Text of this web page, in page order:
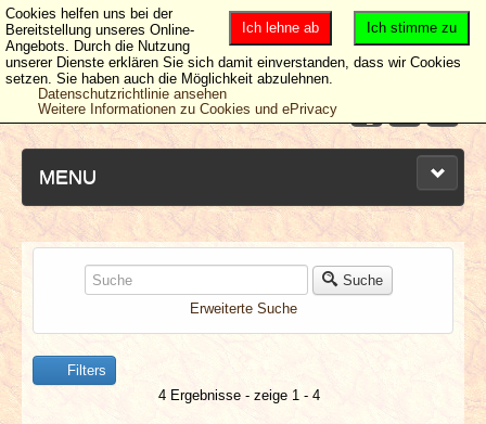
MENU
NEUESTE ARTIKEL
NEWS & DATES
BERICHTE
Suche
Erweiterte Suche
Filters
4 Ergebnisse - zeige 1 - 4
Ich stimme zu
Ich lehne ab
Cookies helfen uns bei der
Bereitstellung unseres Online-
Angebots. Durch die Nutzung
unserer Dienste erklären Sie sich damit einverstanden, dass wir Cookies
setzen. Sie haben auch die Möglichkeit abzulehnen.
Datenschutzrichtlinie ansehen
Weitere Informationen zu Cookies und ePrivacy